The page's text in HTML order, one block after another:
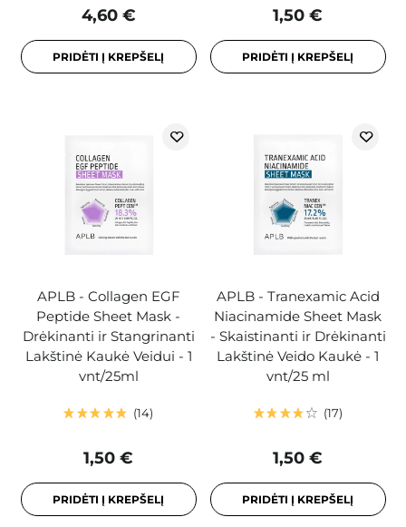
4,60 €
PRIDĖTI Į KREPŠELĮ
1,50 €
PRIDĖTI Į KREPŠELĮ
APLB - Collagen EGF
Peptide Sheet Mask -
Drėkinanti ir Stangrinanti
Lakštinė Kaukė Veidui - 1
vnt/25ml
14
1,50 €
PRIDĖTI Į KREPŠELĮ
APLB - Tranexamic Acid
Niacinamide Sheet Mask
- Skaistinanti ir Drėkinanti
Lakštinė Veido Kaukė - 1
vnt/25 ml
17
1,50 €
PRIDĖTI Į KREPŠELĮ